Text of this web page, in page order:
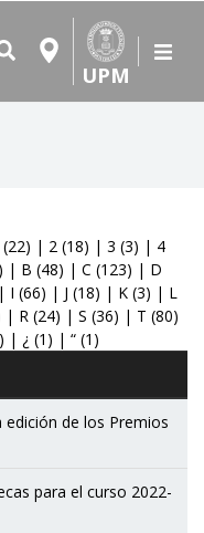
UPM
(22) | 2 (18) | 3 (3) | 4
| B (48) | C (123) | D
| I (66) | J (18) | K (3) | L
| R (24) | S (36) | T (80)
| ¿ (1) | “ (1)
de los Premios
para el curso 2022-